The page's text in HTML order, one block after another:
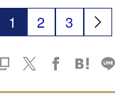
1 2 3